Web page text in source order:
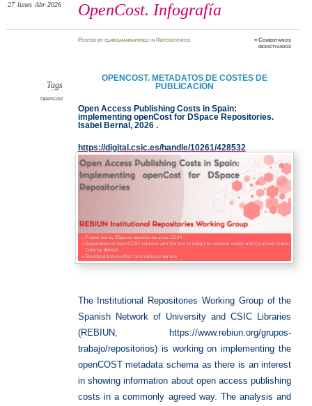
OpenCost. Infografía
27 lunes Abr 2026
Postedbyclarisamariaperez in Repositorios ≈Comentarios
desactivadosen
Tags
OpenCost
OPENCOST. METADATOS DE COSTES DE
PUBLICACIÓN
Open Access Publishing Costs in Spain:
implementing openCost for DSpace Repositories.
Isabel Bernal, 2026 .
https://digital.csic.es/handle/10261/428532
The Institutional Repositories Working Group of the
Spanish Network of University and CSIC Libraries
(REBIUN, https://www.rebiun.org/grupos-
trabajo/repositorios) is working on implementing the
openCOST metadata schema as there is an interest
in showing information about open access publishing
costs in a commonly agreed way. The analysis and